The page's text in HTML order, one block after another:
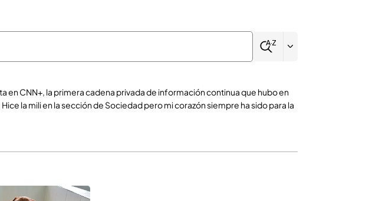
CNN+, la primera cadena privada de información continua que hubo en
la mili en la sección de Sociedad pero mi corazón siempre ha sido para la